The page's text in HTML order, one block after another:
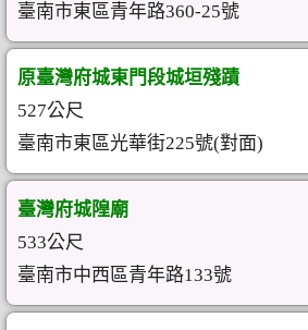
臺南市東區青年路360-25號
原臺灣府城東門段城垣殘蹟
527公尺
臺南市東區光華街225號(對面)
臺灣府城隍廟
533公尺
臺南市中西區青年路133號